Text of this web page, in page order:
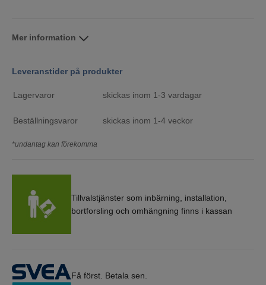
Mer information
Leveranstider på produkter
Lagervaror skickas inom 1-3 vardagar
Beställningsvaror skickas inom 1-4 veckor
*undantag kan förekomma
Tillvalstjänster som inbärning, installation,
bortforsling och omhängning finns i kassan
Få först. Betala sen.